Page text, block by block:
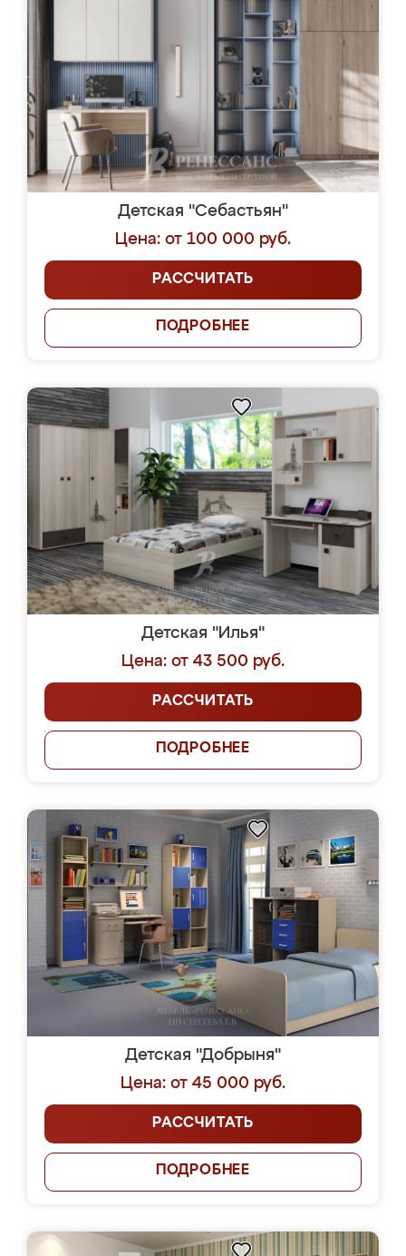
Детская "Себастьян"
Цена: от 100 000 руб.
РАССЧИТАТЬ
ПОДРОБНЕЕ
Детская "Илья"
Цена: от 43 500 руб.
РАССЧИТАТЬ
ПОДРОБНЕЕ
Детская "Добрыня"
Цена: от 45 000 руб.
РАССЧИТАТЬ
ПОДРОБНЕЕ